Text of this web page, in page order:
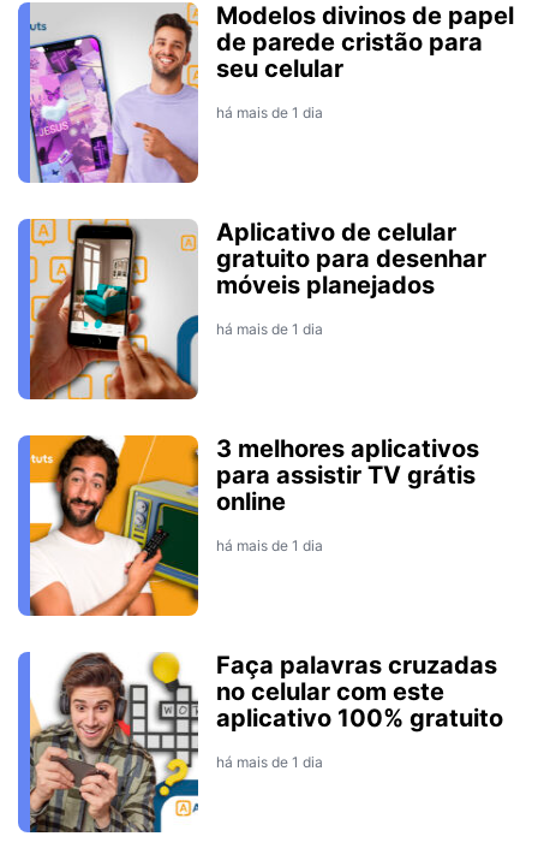
Modelos divinos de papel
de parede cristão para
seu celular
há mais de 1 dia
Aplicativo de celular
gratuito para desenhar
móveis planejados
há mais de 1 dia
3 melhores aplicativos
para assistir TV grátis
online
há mais de 1 dia
Faça palavras cruzadas
no celular com este
aplicativo 100% gratuito
há mais de 1 dia